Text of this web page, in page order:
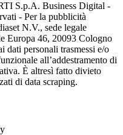
S.p.A. Business Digital -
- Per la pubblicità
N.V., sede legale
Europa 46, 20093 Cologno
dati personali trasmessi e/o
all’addestramento di
È altresì fatto divieto
di data scraping.